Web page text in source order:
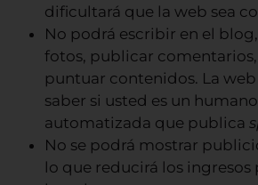
dificultará que la web sea
No podrá escribir en el
fotos, publicar comentarios,
puntuar contenidos. La
saber si usted es un
automatizada que publica
No se podrá mostrar
lo que reducirá los